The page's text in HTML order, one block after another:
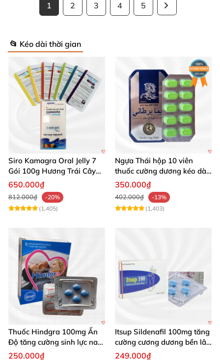
1 2 3 4 5
📂 Kéo dài thời gian
Siro Kamagra Oral Jelly 7
Gói 100g Hương Trái Cây
Tăng Cường Sinh Lý Nam
650.000₫
812.000₫
-20%
(1,405)
Ngựa Thái hộp 10 viên
thuốc cường dương kéo dài
cực mạnh
350.000₫
402.000₫
-13%
(1,403)
Thuốc Hindgra 100mg Ấn
Độ tăng cường sinh lực nam
chống xuất tinh sớm
250.000₫
Itsup Sildenafil 100mg tăng
cường cương dương bền lâu
nam
249.000₫